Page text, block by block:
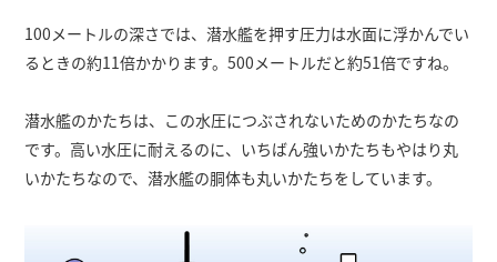
100メートルの深さでは、潜水艦を押す圧力は水面に浮かんでい
るときの約11倍かかります。500メートルだと約51倍ですね。
潜水艦のかたちは、この水圧につぶされないためのかたちなの
です。高い水圧に耐えるのに、いちばん強いかたちもやはり丸
いかたちなので、潜水艦の胴体も丸いかたちをしています。